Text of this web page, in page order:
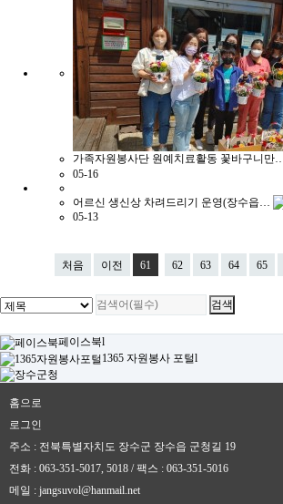
가족자원봉사단 원예치료활동 꽃바구니만…
05-16
어르신 생신상 차려드리기 운영(장수읍…
05-13
처음 이전 61 62 63 64 65
페이스북l
1365 자원봉사 포털l
홈으로
로그인
주소 : 전북특별자치도 장수군 장수읍 군청길 19
전화 : 063-351-5017, 5018 / 팩스 : 063-351-5016
메일 : jangsuvol@hanmail.net